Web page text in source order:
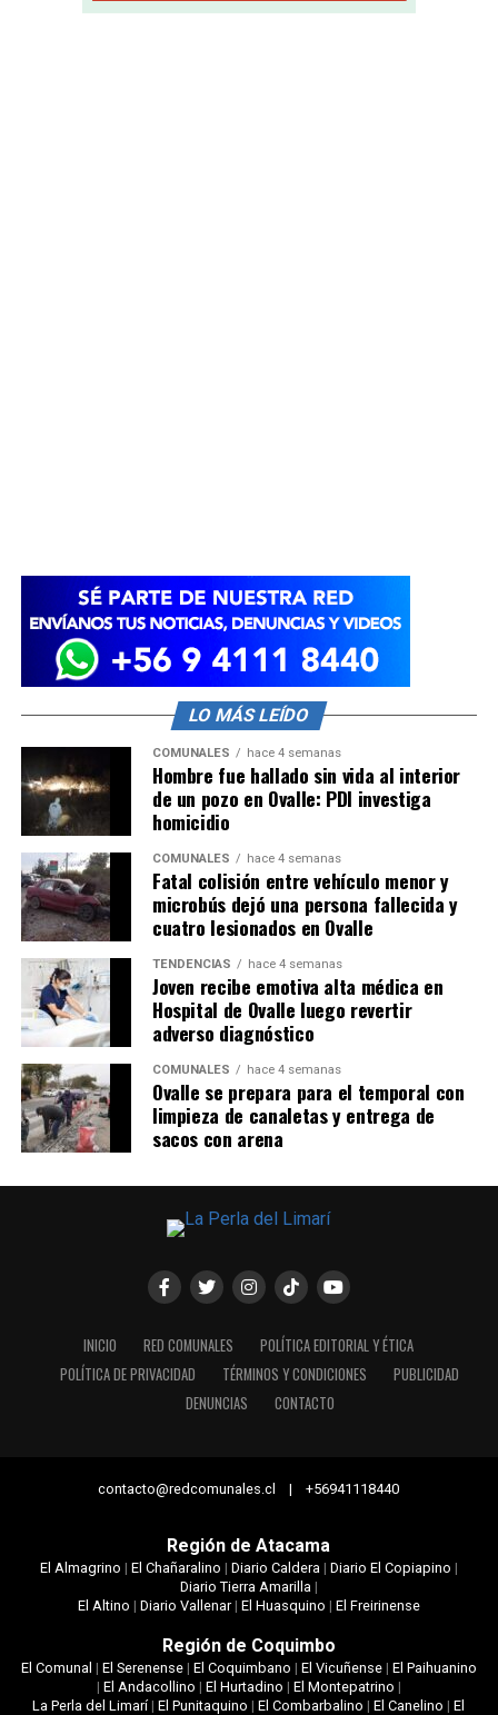
LO MÁS LEÍDO
COMUNALES hace 4 semanas
Hombre fue hallado sin vida al interior
de un pozo en Ovalle: PDI investiga
homicidio
COMUNALES hace 4 semanas
Fatal colisión entre vehículo menor y
microbús dejó una persona fallecida y
cuatro lesionados en Ovalle
TENDENCIAS hace 4 semanas
Joven recibe emotiva alta médica en
Hospital de Ovalle luego revertir
adverso diagnóstico
COMUNALES hace 4 semanas
Ovalle se prepara para el temporal con
limpieza de canaletas y entrega de
sacos con arena
INICIO RED COMUNALES
POLÍTICA EDITORIAL Y ÉTICA
POLÍTICA DE PRIVACIDAD
TÉRMINOS Y CONDICIONES
PUBLICIDAD
DENUNCIAS
CONTACTO
contacto@redcomunales.cl | +56941118440
Región de Atacama
El Almagrino | El Chañaralino | Diario Caldera | Diario El Copiapino |
Diario Tierra Amarilla |
El Altino | Diario Vallenar| El Huasquino | El Freirinense
Región de Coquimbo
El Comunal | El Serenense| El Coquimbano | El Vicuñense| El Paihuanino
| El Andacollino | El Hurtadino | El Montepatrino |
La Perla del Limarí|El Punitaquino |El Combarbalino |El Canelino |El